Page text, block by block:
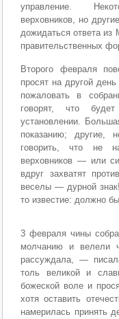
управление.
верховников, но
дожидаться ответа
правительственных
Второго февраля
просят на другой
пожаловать в
говорят, что
установлении.
показанию; другие,
говорить, что не
верховников — или
вдруг захватят
веселы — дурной
то известие: должно
3 февраля чины
молчанию и велели
рассуждала, —
толь великой и
божеской воле и
хотя оставить
намерилась принять